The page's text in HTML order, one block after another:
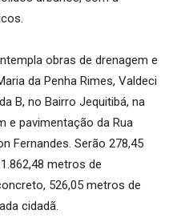
obras de drenagem e
da Penha Rimes, Valdeci
B, no Bairro Jequitibá, na
e pavimentação da Rua
Fernandes. Serão 278,45
metros de
526,05 metros de
cidadã.